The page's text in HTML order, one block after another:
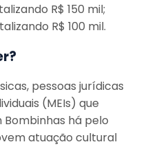
R$ 150 mil;
R$ 100 mil.
pessoas jurídicas
(MEIs) que
há pelo
atuação cultural